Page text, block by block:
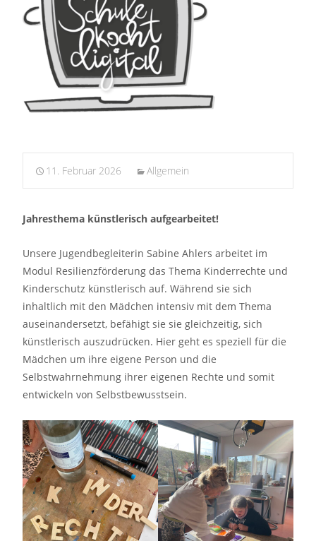
11. Februar 2026 Allgemein
Jahresthema künstlerisch aufgearbeitet!
Unsere Jugendbegleiterin Sabine Ahlers arbeitet im
Modul Resilienzförderung das Thema Kinderrechte und
Kinderschutz künstlerisch auf. Während sie sich
inhaltlich mit den Mädchen intensiv mit dem Thema
auseinandersetzt, befähigt sie sie gleichzeitig, sich
künstlerisch auszudrücken. Hier geht es speziell für die
Mädchen um ihre eigene Person und die
Selbstwahrnehmung ihrer eigenen Rechte und somit
entwickeln von Selbstbewusstsein.